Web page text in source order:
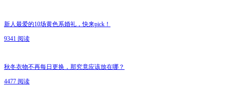
新人最爱的10场黄色系婚礼，快来pick！
9341 阅读
秋冬衣物不再每日更换，那究竟应该放在哪？
4477 阅读